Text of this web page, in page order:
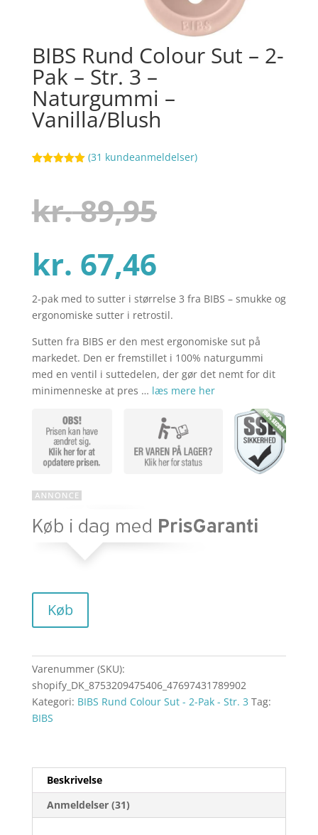
BIBS Rund Colour Sut – 2-
Pak – Str. 3 –
Naturgummi –
Vanilla/Blush
baseret på
kundebedøm
melser
(31 kundeanmeldelser)
kr.89,95
pris
var:
kr. 89,95.
kr. 67,46Den
aktuelle
pris
er:
kr. 67,46.
2-pak med to sutter i størrelse 3 fra BIBS – smukke og
ergonomiske sutter i retrostil.
Sutten fra BIBS er den mest ergonomiske sut på
markedet. Den er fremstillet i 100% naturgummi
med en ventil i suttedelen, der gør det nemt for dit
minimenneske at pres … læs mere her
Køb
Varenummer (SKU):
shopify_DK_8753209475406_47697431789902
Kategori: BIBS Rund Colour Sut - 2-Pak - Str. 3 Tag:
BIBS
Beskrivelse
Anmeldelser (31)